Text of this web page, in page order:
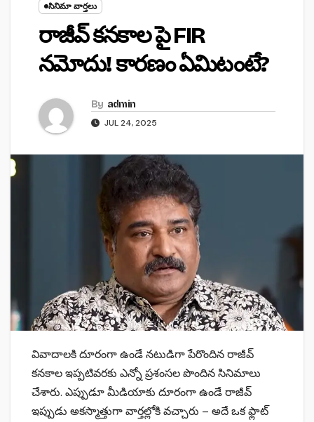
సినిమా వార్తలు
రాజీవ్ కనకాల పై FIR
నమోదు! కారణం ఏమిటంటే?
By admin
JUL 24, 2025
వివాదాలకి దూరంగా ఉండే నటుడిగా పేరొందిన రాజీవ్
కనకాల ఇప్పటివరకు ఎన్నో ప్రశంసల పొందిన సినిమాలు
చేశారు. ఎప్పుడూ మీడియాకు దూరంగా ఉండే రాజీవ్
ఇప్పుడు అకస్మాత్తుగా వార్తల్లోకి వచ్చారు – అదే ఒక ఫ్లాట్